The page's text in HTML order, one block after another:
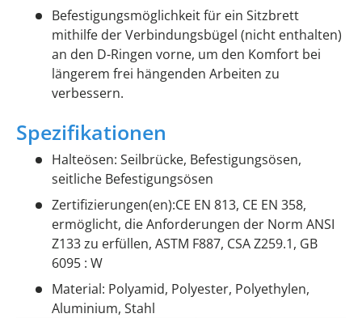
Befestigungsmöglichkeit für ein Sitzbrett
mithilfe der Verbindungsbügel (nicht enthalten)
an den D-Ringen vorne, um den Komfort bei
längerem frei hängenden Arbeiten zu
verbessern.
Spezifikationen
Halteösen: Seilbrücke, Befestigungsösen,
seitliche Befestigungsösen
Zertifizierungen(en):CE EN 813, CE EN 358,
ermöglicht, die Anforderungen der Norm ANSI
Z133 zu erfüllen, ASTM F887, CSA Z259.1, GB
6095 : W
Material: Polyamid, Polyester, Polyethylen,
Aluminium, Stahl